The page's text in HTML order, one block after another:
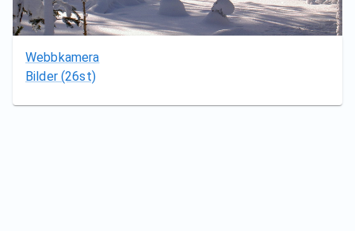
Webbkamera
Bilder(26st)